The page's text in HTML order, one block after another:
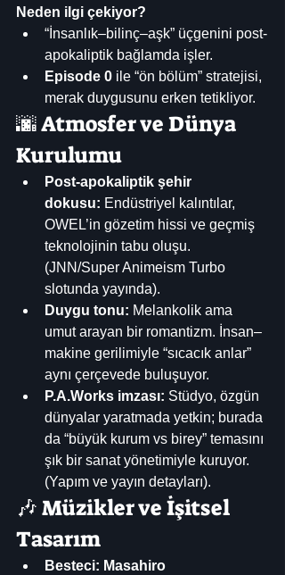
Neden ilgi çekiyor?
“İnsanlık–bilinç–aşk” üçgenini post-
apokaliptik bağlamda işler.
Episode 0 ile “ön bölüm” stratejisi,
merak duygusunu erken tetikliyor.
🌆 Atmosfer ve Dünya
Kurulumu
Post-apokaliptik şehir
dokusu: Endüstriyel kalıntılar,
OWEL’in gözetim hissi ve geçmiş
teknolojinin tabu oluşu.
(JNN/Super Animeism Turbo
slotunda yayında).
Duygu tonu: Melankolik ama
umut arayan bir romantizm. İnsan–
makine gerilimiyle “sıcacık anlar”
aynı çerçevede buluşuyor.
P.A.Works imzası: Stüdyo, özgün
dünyalar yaratmada yetkin; burada
da “büyük kurum vs birey” temasını
şık bir sanat yönetimiyle kuruyor.
(Yapım ve yayın detayları).
🎶 Müzikler ve İşitsel
Tasarım
Besteci: Masahiro